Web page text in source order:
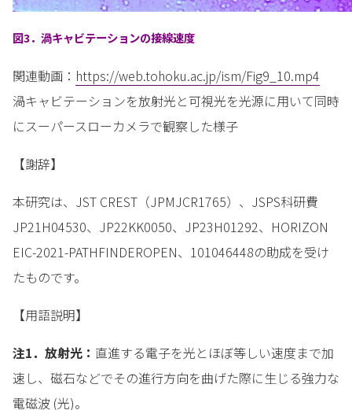
図3．渦キャビテーションの接線速度
関連動画： https://web.tohoku.ac.jp/ism/Fig9_10.mp4
渦キャビテーションを放射光と可視光を光源に用いて同時
にスーパースローカメラで観察した様子
【謝辞】
本研究は、JST CREST（JPMJCR1765）、JSPS科研費
JP21H04530、JP22KK0050、JP23H01292、HORIZON
EIC-2021-PATHFINDEROPEN、101046448の助成を受け
たものです。
【用語説明】
注1．放射光： 直進する電子を光とほぼ等しい速度まで加
速し、磁石などでその進行方向を曲げた際に生じる強力な
電磁波 (光)。